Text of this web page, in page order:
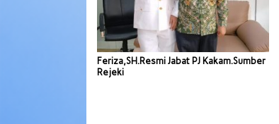
Feriza,SH.Resmi Jabat PJ Kakam.Sumber
Rejeki